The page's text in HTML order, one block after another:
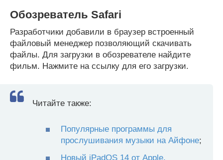
Обозреватель Safari
Разработчики добавили в браузер встроенный
файловый менеджер позволяющий скачивать
файлы. Для загрузки в обозревателе найдите
фильм. Нажмите на ссылку для его загрузки.
Читайте также:
Популярные программы для
прослушивания музыки на Айфоне;
Новый iPadOS 14 от Apple.